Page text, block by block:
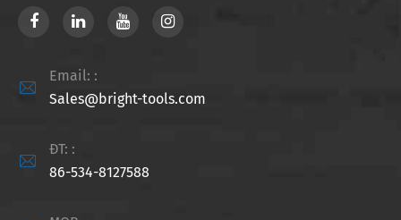

Email: :
Sales@bright-tools.com

ĐT: :
86-534-8127588